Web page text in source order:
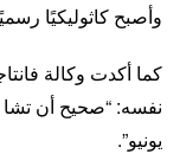
وأصبح كاثوليكيًا
نفسه: “صحيح أن تشا
يونيو”.